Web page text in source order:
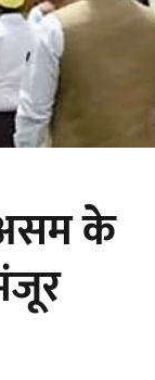
के